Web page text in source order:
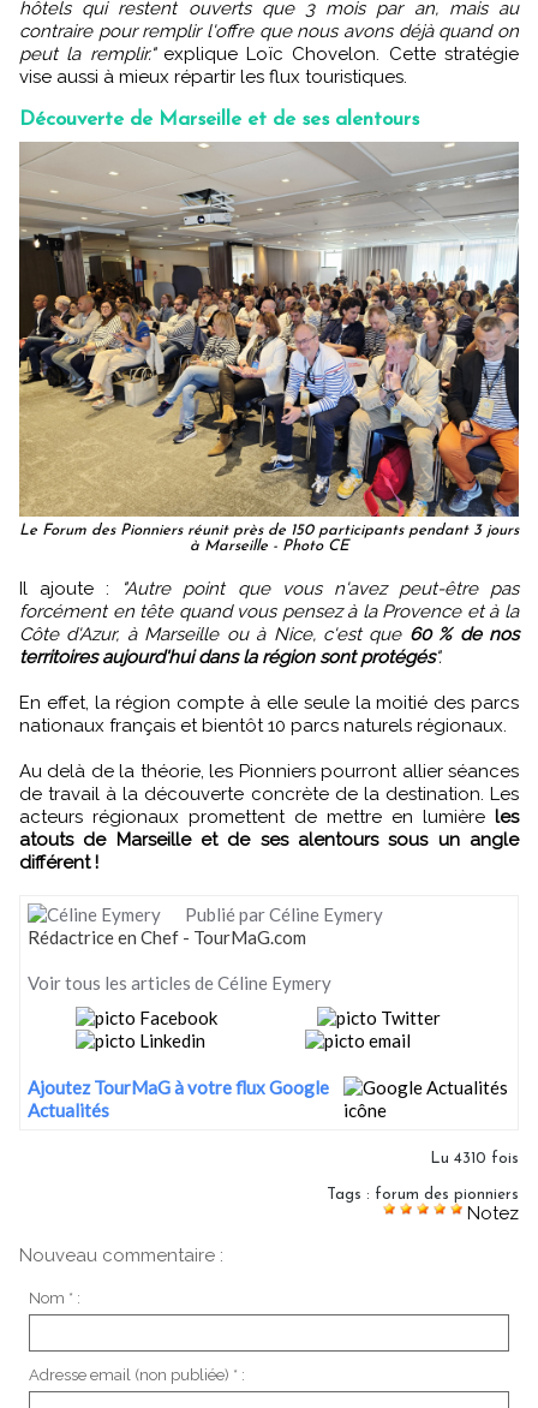
hôtels qui restent ouverts que 3 mois par an, mais au
contraire pour remplir l'offre que nous avons déjà quand on
peut la remplir."explique Loïc Chovelon. Cette stratégie
vise aussi à mieux répartir les flux touristiques.
Découverte de Marseille et de ses alentours
Le Forum des Pionniers réunit près de 150 participants pendant 3 jours
à Marseille - Photo CE
Il ajoute :
"Autre point que vous n'avez peut-être pas
forcément en tête quand vous pensez à la Provence et à la
Côte d'Azur, à Marseille ou à Nice, c'est que 60 % de nos
territoires aujourd'hui dans la région sont protégés".
En effet, la région compte à elle seule la moitié des parcs
nationaux français et bientôt 10 parcs naturels régionaux.
Au delà de la théorie, les Pionniers pourront allier séances
de travail à la découverte concrète de la destination. Les
acteurs régionaux promettent de mettre en lumière les
atouts de Marseille et de ses alentours sous un angle
différent !
Publié par Céline Eymery
Rédactrice en Chef - TourMaG.com
Voir tous les articles de Céline Eymery
Ajoutez TourMaG à votre flux Google
Actualités
Lu 4310 fois
Tags : forum des pionniers
Notez
Nouveau commentaire :
Nom * :
Adresse email (non publiée) * :